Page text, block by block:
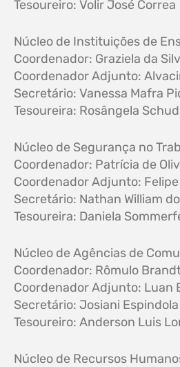
Tesoureiro: Volir José Correa
Núcleo de Instituições de
Coordenador: Graziela da
Coordenador Adjunto:
Secretário: Vanessa Mafra
Tesoureira: Rosângela
Núcleo de Segurança no
Coordenador: Patrícia de
Coordenador Adjunto:
Secretário: Nathan William
Tesoureira: Daniela
Núcleo de Agências de
Coordenador: Rômulo
Coordenador Adjunto: Luan
Secretário: Josiani
Tesoureiro: Anderson Luis
Núcleo de Recursos